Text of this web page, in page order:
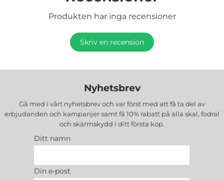
Produkten har inga recensioner
Skriv en recension
Nyhetsbrev
Gå med i vårt nyhetsbrev och var först med att få ta del av
erbjudanden och kampanjer samt få 10% rabatt på alla skal, fodral
och skärmskydd i ditt första köp.
Ditt namn
Din e-post